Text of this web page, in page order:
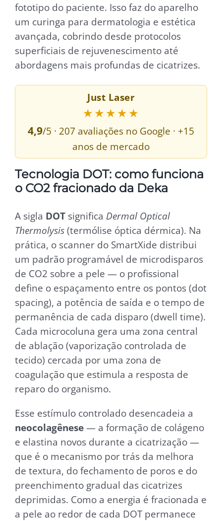
fototipo do paciente. Isso faz do aparelho
um curinga para dermatologia e estética
avançada, cobrindo desde protocolos
superficiais de rejuvenescimento até
abordagens mais profundas de cicatrizes.
Just Laser
★★★★★
4,9/5 · 207 avaliações no Google · +15
anos de mercado
Tecnologia DOT: como funciona
o CO2 fracionado da Deka
A sigla DOT significa Dermal Optical
Thermolysis (termólise óptica dérmica). Na
prática, o scanner do SmartXide distribui
um padrão programável de microdisparos
de CO2 sobre a pele — o profissional
define o espaçamento entre os pontos (dot
spacing), a potência de saída e o tempo de
permanência de cada disparo (dwell time).
Cada microcoluna gera uma zona central
de ablação (vaporização controlada de
tecido) cercada por uma zona de
coagulação que estimula a resposta de
reparo do organismo.
Esse estímulo controlado desencadeia a
neocolagênese — a formação de colágeno
e elastina novos durante a cicatrização —
que é o mecanismo por trás da melhora
de textura, do fechamento de poros e do
preenchimento gradual das cicatrizes
deprimidas. Como a energia é fracionada e
a pele ao redor de cada DOT permanece